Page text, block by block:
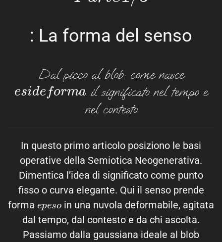
: La forma del senso
Dal picco al blob: come nasce
d eform a
il significato nel tempo e
nel contesto
In questo primo articolo posiziono le basi
operative della Semiotica Neogenerativa.
Dimentica l’idea di significato come punto
fisso o curva elegante. Qui il senso prende
forma
oin una nuvola deformabile, agitata
dal tempo, dal contesto e da chi ascolta.
Passiamo dalla gaussiana ideale al blob